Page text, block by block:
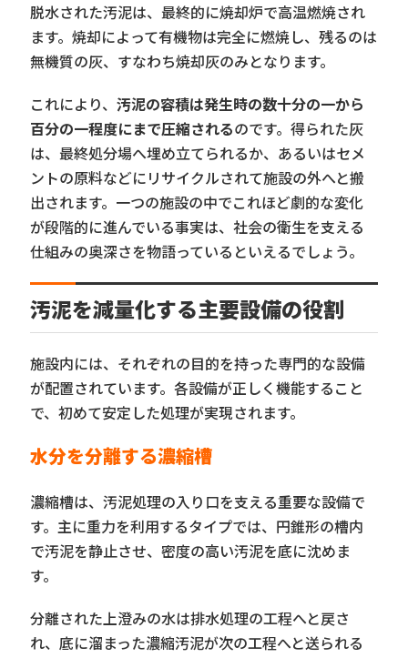
脱水された汚泥は、最終的に焼却炉で高温燃焼され
ます。焼却によって有機物は完全に燃焼し、残るのは
無機質の灰、すなわち焼却灰のみとなります。
これにより、汚泥の容積は発生時の数十分の一から
百分の一程度にまで圧縮されるのです。得られた灰
は、最終処分場へ埋め立てられるか、あるいはセメ
ントの原料などにリサイクルされて施設の外へと搬
出されます。一つの施設の中でこれほど劇的な変化
が段階的に進んでいる事実は、社会の衛生を支える
仕組みの奥深さを物語っているといえるでしょう。
汚泥を減量化する主要設備の役割
施設内には、それぞれの目的を持った専門的な設備
が配置されています。各設備が正しく機能すること
で、初めて安定した処理が実現されます。
水分を分離する濃縮槽
濃縮槽は、汚泥処理の入り口を支える重要な設備で
す。主に重力を利用するタイプでは、円錐形の槽内
で汚泥を静止させ、密度の高い汚泥を底に沈めま
す。
分離された上澄みの水は排水処理の工程へと戻さ
れ、底に溜まった濃縮汚泥が次の工程へと送られる